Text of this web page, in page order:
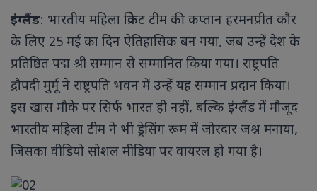
इंग्लैंड: भारतीय महिला क्रिकेट टीम की कप्तान हरमनप्रीत कौर
के लिए 25 मई का दिन ऐतिहासिक बन गया, जब उन्हें देश के
प्रतिष्ठित पद्म श्री सम्मान से सम्मानित किया गया। राष्ट्रपति
द्रौपदी मुर्मू ने राष्ट्रपति भवन में उन्हें यह सम्मान प्रदान किया।
इस खास मौके पर सिर्फ भारत ही नहीं, बल्कि इंग्लैंड में मौजूद
भारतीय महिला टीम ने भी ड्रेसिंग रूम में जोरदार जश्न मनाया,
जिसका वीडियो सोशल मीडिया पर वायरल हो गया है।